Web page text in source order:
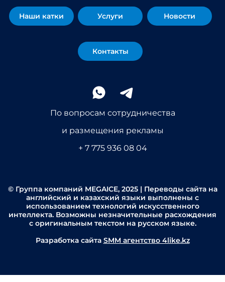
Наши катки Услуги Новости
Контакты
По вопросам сотрудничества
и размещения рекламы
+ 7 775 936 08 04
© Группа компаний MEGAICE, 2025 | Переводы сайта на
английский и казахский языки выполнены с
использованием технологий искусственного
интеллекта. Возможны незначительные расхождения
с оригинальным текстом на русском языке.
Разработка сайта SMM агентство 4like.kz